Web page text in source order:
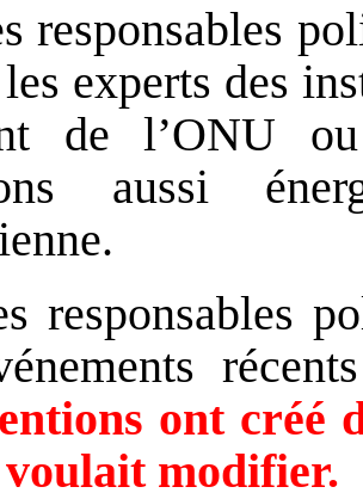
responsables
experts des
de l’ONU
aussi
responsables
ont créé
voulait modifier.